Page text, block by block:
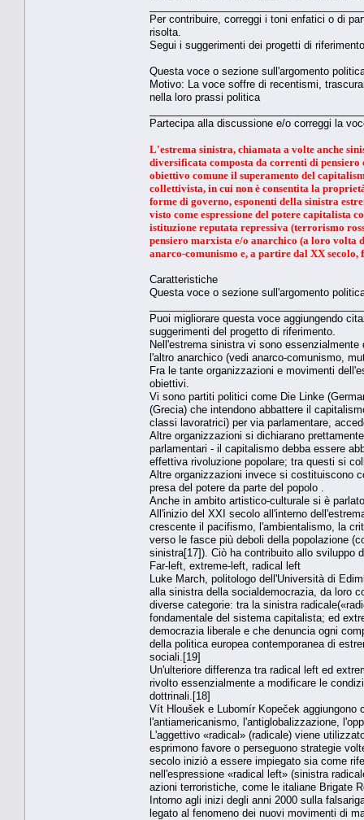
Per contribuire, correggi i toni enfatici o di
risolta.
Segui i suggerimenti dei progetti di
Questa voce o sezione sull'argomento
Motivo: La voce soffre di recentismi,
nella loro prassi politica
Partecipa alla discussione e/o correggi la
L'estrema sinistra, chiamata a volte anche
diversificata composta da correnti di
obiettivo comune il superamento del
collettivista, in cui non è consentita la
forme di governo, esponenti della sinistra
visto come espressione del potere
istituzione reputata repressiva (terrorismo
pensiero marxista e/o anarchico (a loro volta
anarco-comunismo e, a partire dal XX
Caratteristiche
Questa voce o sezione sull'argomento
Puoi migliorare questa voce aggiungendo
suggerimenti del progetto di riferimento.
Nell'estrema sinistra vi sono
l'altro anarchico (vedi anarco-comunismo,
Fra le tante organizzazioni e movimenti
obiettivi.
Vi sono partiti politici come Die Linke
(Grecia) che intendono abbattere il
classi lavoratrici) per via parlamentare,
Altre organizzazioni si dichiarano
parlamentari - il capitalismo debba essere
effettiva rivoluzione popolare; tra questi si
Altre organizzazioni invece si costituiscono
presa del potere da parte del popolo .
Anche in ambito artistico-culturale si è
All'inizio del XXI secolo all'interno
crescente il pacifismo, l'ambientalismo, la
verso le fasce più deboli della popolazione
sinistra[17]). Ciò ha contribuito allo sviluppo
Far-left, extreme-left, radical left
Luke March, politologo dell'Università di
alla sinistra della socialdemocrazia, da loro
diverse categorie: tra la sinistra
fondamentale del sistema capitalista; ed
democrazia liberale e che denuncia ogni
della politica europea contemporanea di
sociali.[19]
Un'ulteriore differenza tra radical left ed
rivolto essenzialmente a modificare le
dottrinali.[18]
Vít Hloušek e Lubomír Kopeček aggiungono
l'antiamericanismo, l'antiglobalizzazione,
L'aggettivo «radical» (radicale) viene
esprimono favore o perseguono strategie
secolo iniziò a essere impiegato sia come
nell'espressione «radical left» (sinistra
azioni terroristiche, come le italiane Brigate
Intorno agli inizi degli anni 2000 sulla
legato al fenomeno dei nuovi movimenti di